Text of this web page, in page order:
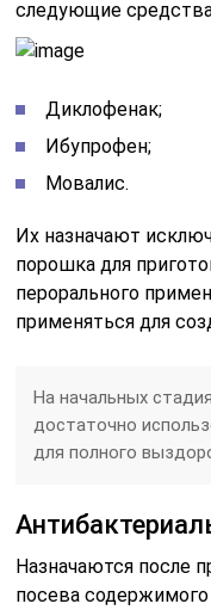
следующие
Диклофенак;
Ибупрофен;
Мовалис.
Их назначают
порошка для
перорального
применяться для
На начальных
достаточно
для полного
Назначаются после
посева